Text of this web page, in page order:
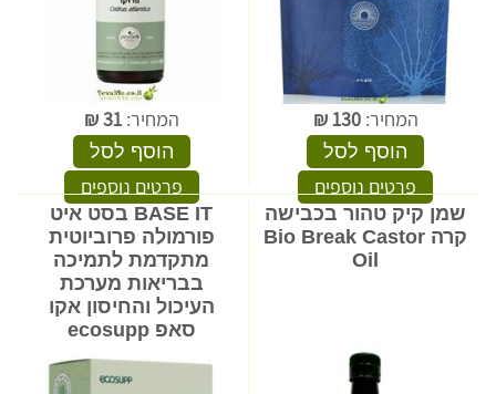
המחיר:130
₪
הוסף לסל
פרטים נוספים
המחיר:31
₪
הוסף לסל
פרטים נוספים
שמן קיק טהור בכבישה
קרה Bio Break Castor
Oil
BASE IT בסט איט
פורמולה פרוביוטית
מתקדמת לתמיכה
בבריאות מערכת
העיכול והחיסון אקו
סאפ ecosupp